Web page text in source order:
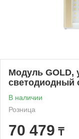
Модуль GOLD,
светодиодный
В наличии
Розница
70 479 ₸